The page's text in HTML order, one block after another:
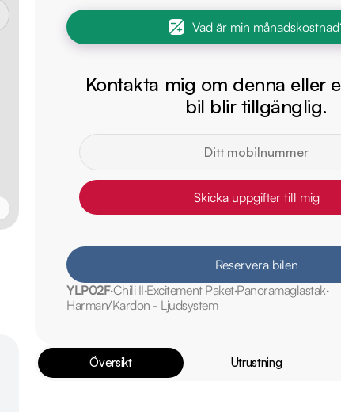
Vad är min
Kontakta mig om denna eller
bil blir tillgänglig.
Skicka uppgifter till mig
Reservera bilen
YLP02FChili II Excitement PaketPanoramaglastak
Harman/Kardon - Ljudsystem
Översikt Utrustning